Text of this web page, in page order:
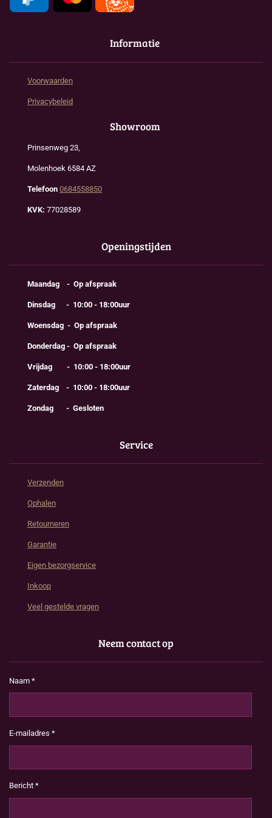
Informatie
Voorwaarden
Privacybeleid
Showroom
Prinsenweg 23,
Molenhoek 6584 AZ
Telefoon 0684558850
KVK: 77028589
Openingstijden
Maandag - Op afspraak
Dinsdag - 10:00 - 18:00uur
Woensdag - Op afspraak
Donderdag - Op afspraak
Vrijdag - 10:00 - 18:00uur
Zaterdag - 10:00 - 18:00uur
Zondag - Gesloten
Service
Verzenden
Ophalen
Retourneren
Garantie
Eigen bezorgservice
Inkoop
Veel gestelde vragen
Neem contact op
Naam *
E-mailadres *
Bericht *